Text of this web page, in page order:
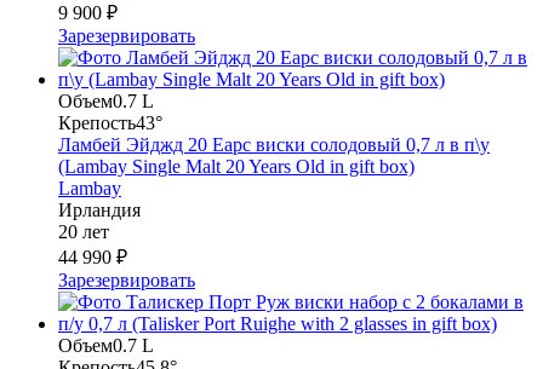
9 900 ₽
Зарезервировать
Объем0.7 L
Крепость43°
Ламбей Эйджд 20 Еарс виски солодовый 0,7 л в п\у
(Lambay Single Malt 20 Years Old in gift box)
Lambay
Ирландия
20 лет
44 990 ₽
Зарезервировать
Объем0.7 L